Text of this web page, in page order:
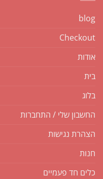
blog
Checkout
אודות
בית
בלוג
החשבון שלי / התחברות
הצהרת נגישות
חנות
כלים חד פעמיים